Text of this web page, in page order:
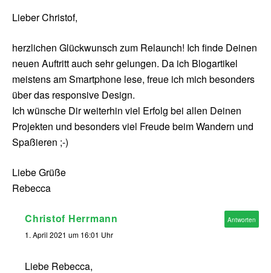
Lieber Christof,
herzlichen Glückwunsch zum Relaunch! Ich finde Deinen
neuen Auftritt auch sehr gelungen. Da ich Blogartikel
meistens am Smartphone lese, freue ich mich besonders
über das responsive Design.
Ich wünsche Dir weiterhin viel Erfolg bei allen Deinen
Projekten und besonders viel Freude beim Wandern und
Spaßieren ;-)
Liebe Grüße
Rebecca
Christof Herrmann
1. April 2021 um 16:01 Uhr
Liebe Rebecca,
Antworten